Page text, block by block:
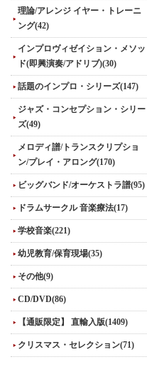
理論/アレンジ イヤー・トレーニ
ング(42)
インプロヴィゼイション・メソッ
ド(即興演奏/アドリブ)(30)
話題のインプロ・シリーズ(147)
ジャズ・コンセプション・シリー
ズ(49)
メロディ譜/トランスクリプショ
ン/プレイ・アロング(170)
ビッグバンド/オーケストラ譜(95)
ドラムサークル 音楽療法(17)
学校音楽(221)
幼児教育/保育現場(35)
その他(9)
CD/DVD(86)
【通販限定】 直輸入版(1409)
クリスマス・セレクション(71)